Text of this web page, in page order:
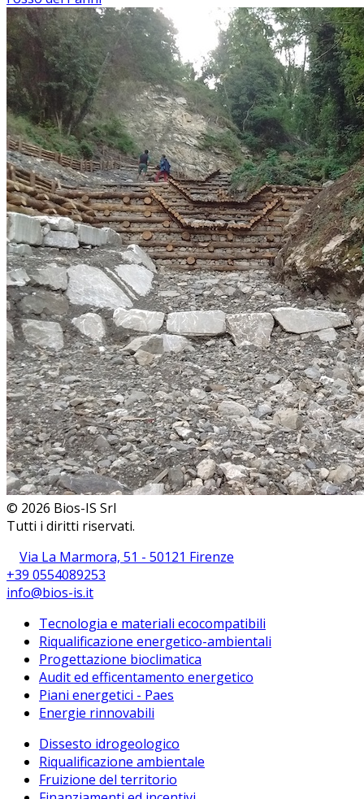
© 2026 Bios-IS Srl
Tutti i diritti riservati.
Via La Marmora, 51 - 50121 Firenze
+39 0554089253
info@bios-is.it
Tecnologia e materiali ecocompatibili
Riqualificazione energetico-ambientali
Progettazione bioclimatica
Audit ed efficentamento energetico
Piani energetici - Paes
Energie rinnovabili
Dissesto idrogeologico
Riqualificazione ambientale
Fruizione del territorio